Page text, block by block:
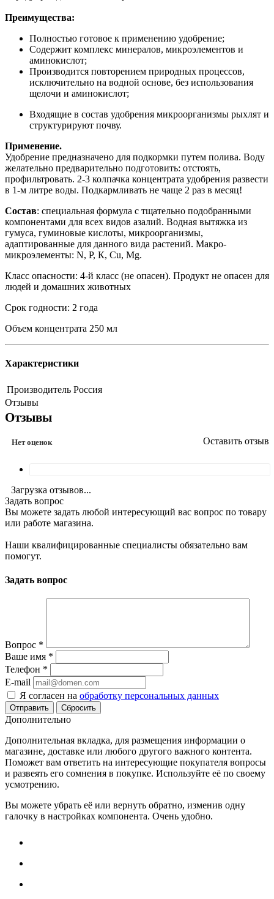
Преимущества:
Полностью готовое к применению удобрение;
Содержит комплекс минералов, микроэлементов и
аминокислот;
Производится повторением природных процессов,
исключительно на водной основе, без использования
щелочи и аминокислот;
Входящие в состав удобрения микроорганизмы рыхлят и
структурируют почву.
Применение.
Удобрение предназначено для подкормки путем полива. Воду
желательно предварительно подготовить: отстоять,
профильтровать. 2-3 колпачка концентрата удобрения развести
в 1-м литре воды. Подкармливать не чаще 2 раз в месяц!
Состав: специальная формула с тщательно подобранными
компонентами для всех видов азалий. Водная вытяжка из
гумуса, гуминовые кислоты, микроорганизмы,
адаптированные для данного вида растений. Макро-
микроэлементы: N, Р, К, Сu, Mg.
Класс опасности: 4-й класс (не опасен). Продукт не опасен для
людей и домашних животных
Срок годности: 2 года
Объем концентрата 250 мл
Характеристики
Производитель Россия
Отзывы
Отзывы
Нет оценок Оставить отзыв
Загрузка отзывов...
Задать вопрос
Вы можете задать любой интересующий вас вопрос по товару
или работе магазина.
Наши квалифицированные специалисты обязательно вам
помогут.
Задать вопрос
Вопрос *
Ваше имя *
Телефон *
E-mail
Я согласен на обработку персональных данных
Сбросить
Дополнительно
Дополнительная вкладка, для размещения информации о
магазине, доставке или любого другого важного контента.
Поможет вам ответить на интересующие покупателя вопросы
и развеять его сомнения в покупке. Используйте её по своему
усмотрению.
Вы можете убрать её или вернуть обратно, изменив одну
галочку в настройках компонента. Очень удобно.